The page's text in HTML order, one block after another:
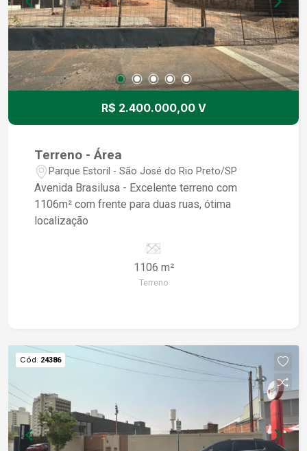
R$ 2.400.000,00 V
Terreno - Área
Parque Estoril - São José do Rio Preto/SP
Avenida Brasilusa - Excelente terreno com
1106m² com frente para duas ruas, ótima
localização
1106 m²
Terreno
Cód. 24386